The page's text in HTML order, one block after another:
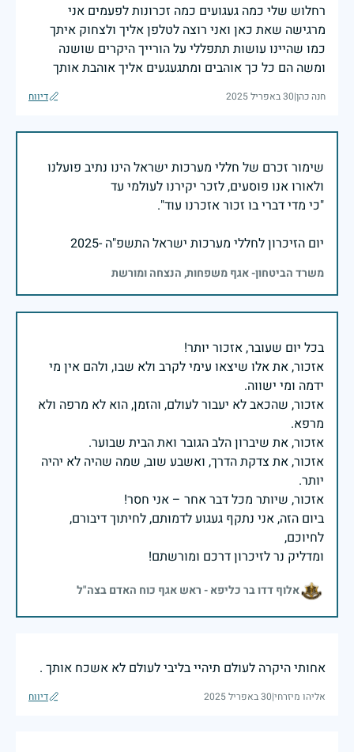
רחלוש שלי כמה געגועים כמה זכרונות לפעמים אני
מרגישה שאת כאן ואני רוצה לטלפן אליך ולצחוק איתך
כמו שהיינו עושות תתפללי על הורייך היקרים שושנה
ומשה הם כל כך אוהבים ומתגעגעים אליך אוהבת אותך
חנה כהן|30 באפריל 2025 דיווח
שימור זכרם של חללי מערכות ישראל הינו נתיב פועלנו
יום הזיכרון לחללי מערכות ישראל התשפ"ה -2025
משרד הביטחון- אגף משפחות, הנצחה ומורשת
אזכור, את אלו שיצאו עימי לקרב ולא שבו, ולהם אין מי
אזכור, שהכאב לא יעבור לעולם, והזמן, הוא לא מרפה ולא
אזכור, את צדקת הדרך, ואשבע שוב, שמה שהיה לא יהיה
ביום הזה, אני נתקף געגוע לדמותם, לחיתוך דיבורם,
ומדליק נר לזיכרון דרכם ומורשתם!
אלוף דדו בר כליפא - ראש אגף כוח האדם בצה"ל
אחותי היקרה לעולם תיהיי בליבי לעולם לא אשכח אותך .
אליהו מיזרחי|30 באפריל 2025 דיווח